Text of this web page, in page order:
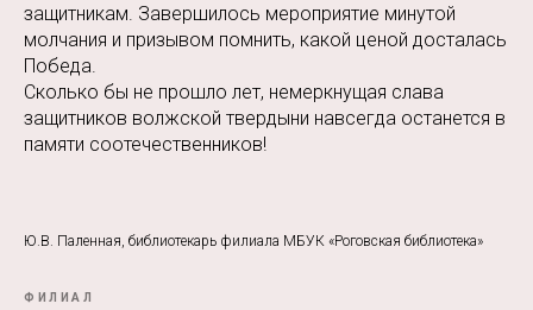
защитникам. Завершилось мероприятие минутой
молчания и призывом помнить, какой ценой досталась
Победа.
Сколько бы не прошло лет, немеркнущая слава
защитников волжской твердыни навсегда останется в
памяти соотечественников!
Ю.В. Паленная, библиотекарь филиала МБУК «Роговская библиотека»
ФИЛИАЛ